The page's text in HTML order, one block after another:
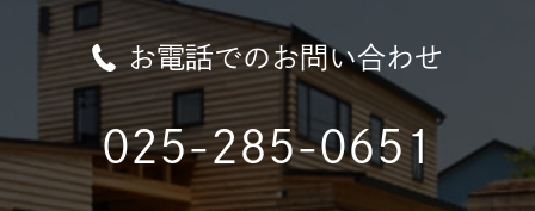
お電話でのお問い合わせ
025-285-0651